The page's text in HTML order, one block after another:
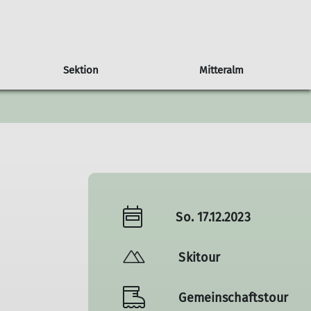
Tourenhinweise Downloads
Jugend
Sektion
Mitglied werden
Mitteralm
So. 17.12.2023
Skitour
Gemeinschaftstour